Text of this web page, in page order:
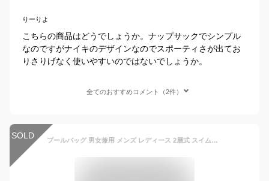
りーりよ
こちらの商品はどうでしょうか。ナップサックでシンプル
なのですがナイキのデザインなのでスポーティさが出てお
りさりげなく使いやすいのではないでしょうか。
全てのおすすめコメント（2件）
SOLD プールバッグ 男女兼用 メンズ レディース 2層式 スイムバッグ リュック型 独立靴袋付き 通学/通勤 水泳バッグ ビーチバッグ ナップザック 体操着入れ 防水 乾湿分離 キッズ 女の子 男の子 子供 スイミングバッグ お着替え入れ 運動着袋 大人 中学生 大容量 スポーツバッグ